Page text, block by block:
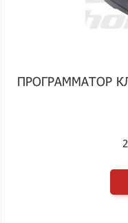
ПРОГРАММАТОР